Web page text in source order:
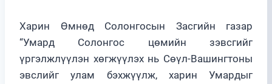
Харин Өмнөд Солонгосын Засгийн газар
“Умард Солонгос цөмийн зэвсгийг
үргэлжлүүлэн хөгжүүлэх нь Сөүл-Вашингтоны
эвслийг улам бэхжүүлж, харин Умардыг